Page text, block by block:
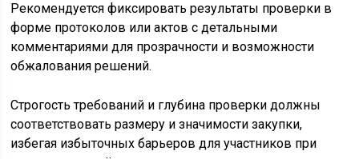
Рекомендуется фиксировать результаты проверки в
форме протоколов или актов с детальными
комментариями для прозрачности и возможности
обжалования решений.
Строгость требований и глубина проверки должны
соответствовать размеру и значимости закупки,
избегая избыточных барьеров для участников при